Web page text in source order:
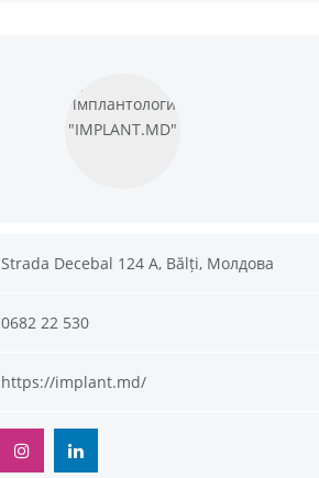
Strada Decebal 124 A, Bălți, Молдова
0682 22 530
https://implant.md/